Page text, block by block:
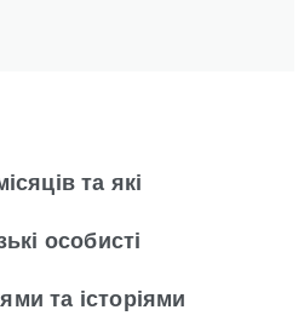
та які
особисті
та історіями